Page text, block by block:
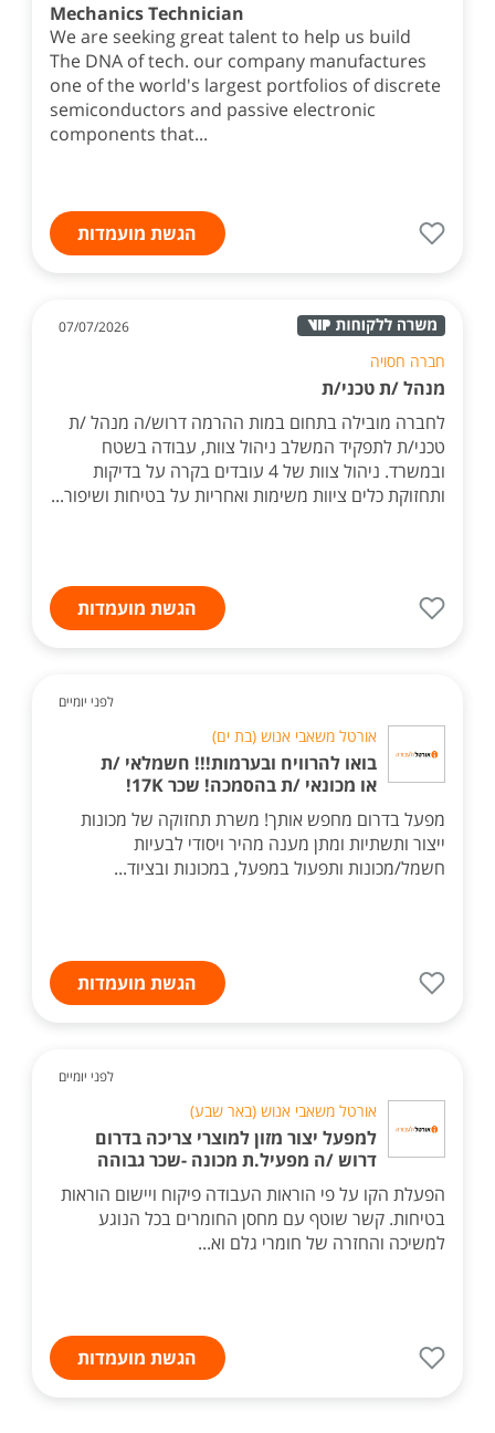
Mechanics Technician
We are seeking great talent to help us build
The DNA of tech. our company manufactures
one of the world's largest portfolios of discrete
semiconductors and passive electronic
components that...
הגשת מועמדות
07/07/2026
חברה חסויה
מנהל /ת טכני/ת
לחברה מובילה בתחום במות ההרמה דרוש/ה מנהל /ת
טכני/ת לתפקיד המשלב ניהול צוות, עבודה בשטח
ובמשרד. ניהול צוות של 4 עובדים בקרה על בדיקות
ותחזוקת כלים ציוות משימות ואחריות על בטיחות ושיפור...
הגשת מועמדות
לפני יומיים
אורטל משאבי אנוש (בת ים)
בואו להרוויח ובערמות!!! חשמלאי /ת
או מכונאי /ת בהסמכה! שכר 17K!
מפעל בדרום מחפש אותך! משרת תחזוקה של מכונות
ייצור ותשתיות ומתן מענה מהיר ויסודי לבעיות
חשמל/מכונות ותפעול במפעל, במכונות ובציוד...
הגשת מועמדות
לפני יומיים
אורטל משאבי אנוש (באר שבע)
למפעל יצור מזון למוצרי צריכה בדרום
דרוש /ה מפעיל.ת מכונה -שכר גבוהה
הפעלת הקו על פי הוראות העבודה פיקוח ויישום הוראות
בטיחות. קשר שוטף עם מחסן החומרים בכל הנוגע
למשיכה והחזרה של חומרי גלם וא...
הגשת מועמדות